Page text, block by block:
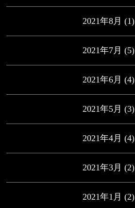
2021年8月 (1)
2021年7月 (5)
2021年6月 (4)
2021年5月 (3)
2021年4月 (4)
2021年3月 (2)
2021年1月 (2)